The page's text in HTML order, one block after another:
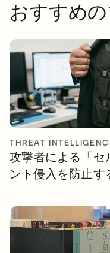
おすすめ
THREAT
攻撃者による「セ
ント侵入を防止す